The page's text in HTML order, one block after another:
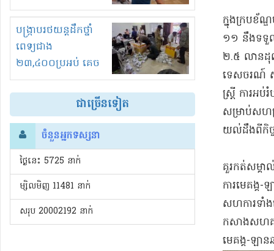
បាក់ច្រាំងទន្លេ និង
រំខានទាំងយប់ទាំងថ្ងៃ
បង្ក្រាបរថយន្តដឹកថ្នាំ
ពេទ្យជាង
២៣,៤០០ប្រអប់ គេច
ពន្ធនិងអត់ច្បាប់នាំ
ចូល!?
ជាច្រើនទៀត
ចំនួនអ្នកទស្សនា
ថ្ងៃនេះ​ 5725 នាក់
ម្សិលមិញ 11481 នាក់
សរុប 20002192 នាក់
ក្នុងក្របខ័ណ្
១១ នឹងទទួល
២.៥ លានដុល្
ទេសចរណ៍ សុ
ស្ត្រី ការអប់
សម្រាប់សហគ្
យល់ដឹងពីកិច្
គួរកត់សម្គា
ការមេគង្គ
សហការទាំង
កសាងសហគ
មេគង្គ-ឡា